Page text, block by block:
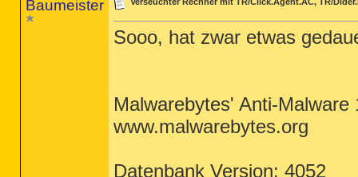
Baumeister
Sooo, hat zwar etwas
Malwarebytes' Anti-Malware
www.malwarebytes.org
Datenbank Version: 4052